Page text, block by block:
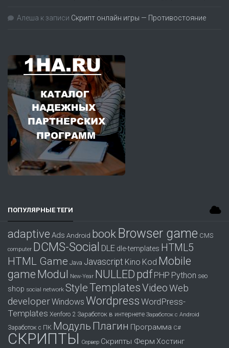
Алеша к записи Скрипт онлайн игры — Противостояние
ПОПУЛЯРНЫЕ ТЕГИ
adaptive Ads Android book Browser game CMS
computer DCMS-Social DLE dle-templates HTML5
HTML Game Java Javascript Kino Kod Mobile
gameModul New-Year NULLED pdf PHP Python seo
shop social network StyleTemplatesVideoWeb
developerWindows Wordpress WordPress-
Templates Xenforo 2 Заработок в интернете Заработок с Android
Заработок с ПК Модуль Плагин Программа С#
СКРИПТЫ Сервер Скрипты Ферм Хостинг